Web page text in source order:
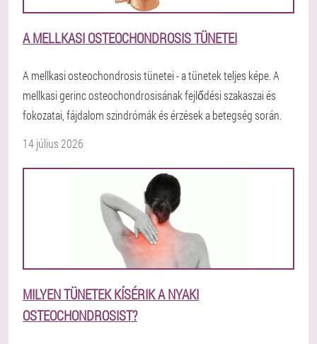
A MELLKASI OSTEOCHONDROSIS TÜNETEI
A mellkasi osteochondrosis tünetei - a tünetek teljes képe. A
mellkasi gerinc osteochondrosisának fejlődési szakaszai és
fokozatai, fájdalom szindrómák és érzések a betegség során.
14 július 2026
MILYEN TÜNETEK KÍSÉRIK A NYAKI
OSTEOCHONDROSIST?